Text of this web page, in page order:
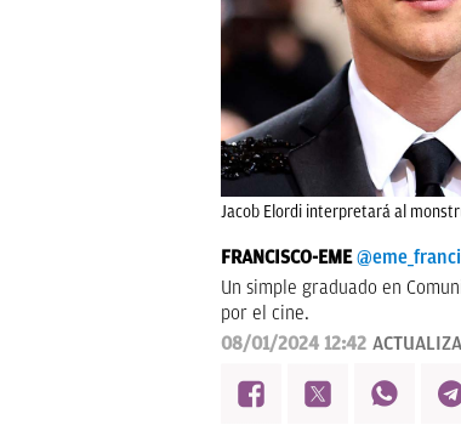
Jacob Elordi interpretará al
FRANCISCO-EME
Un simple graduado en
por el cine.
08/01/2024 12:42